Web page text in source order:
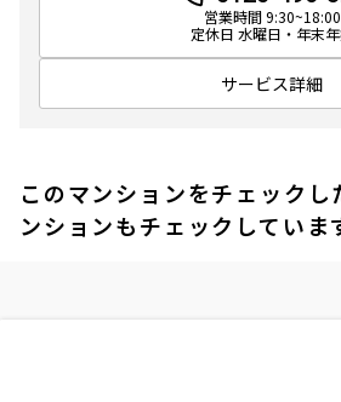
営業時間 9:30~18:00
定休日 水曜日・年末
サービス詳細
このマンションをチェックし
ンションもチェックしていま